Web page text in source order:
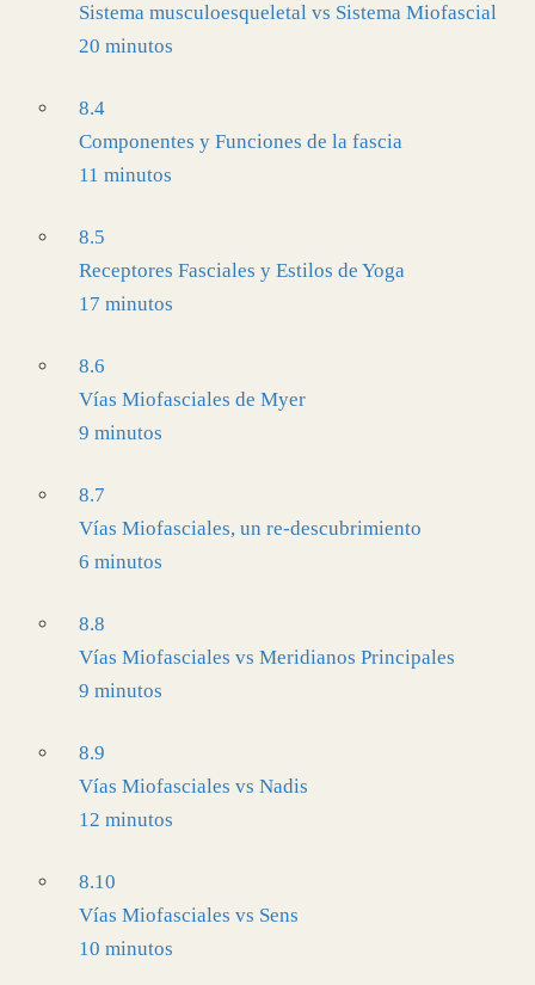
Sistema musculoesqueletal vs Sistema Miofascial
20 minutos
8.4
Componentes y Funciones de la fascia
11 minutos
8.5
Receptores Fasciales y Estilos de Yoga
17 minutos
8.6
Vías Miofasciales de Myer
9 minutos
8.7
Vías Miofasciales, un re-descubrimiento
6 minutos
8.8
Vías Miofasciales vs Meridianos Principales
9 minutos
8.9
Vías Miofasciales vs Nadis
12 minutos
8.10
Vías Miofasciales vs Sens
10 minutos